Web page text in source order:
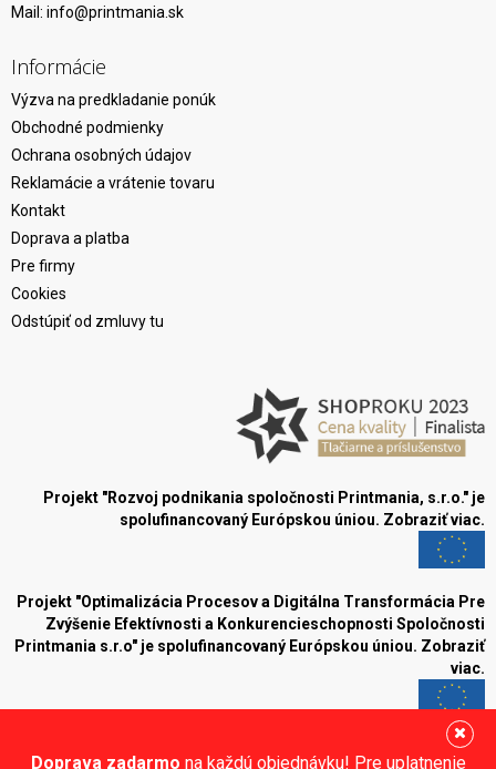
Doprava zadarmo na každú objednávku! Pre uplatnenie
Mail: info@printmania.sk
Informácie
Výzva na predkladanie ponúk
Obchodné podmienky
Ochrana osobných údajov
Reklamácie a vrátenie tovaru
Kontakt
Doprava a platba
Pre firmy
Cookies
Odstúpiť od zmluvy tu
Projekt "Rozvoj podnikania spoločnosti Printmania, s.r.o." je
spolufinancovaný Európskou úniou. Zobraziť viac.
Projekt "Optimalizácia Procesov a Digitálna Transformácia Pre
Zvýšenie Efektívnosti a Konkurencieschopnosti Spoločnosti
Printmania s.r.o" je spolufinancovaný Európskou úniou. Zobraziť
viac.
Blog